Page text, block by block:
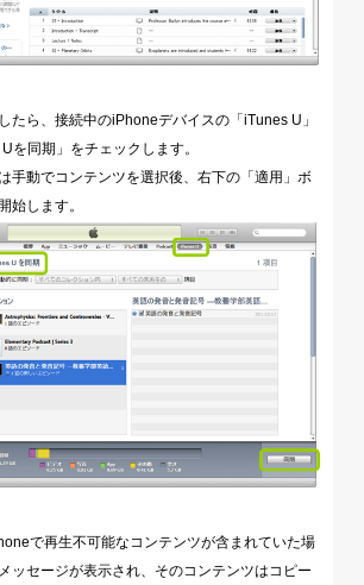
たら、接続中のiPhoneデバイスの「iTunes U」
を同期」をチェックします。
手動でコンテンツを選択後、右下の「適用」ボ
始します。
で再生不可能なコンテンツが含まれていた場
ッセージが表示され、そのコンテンツはコピー